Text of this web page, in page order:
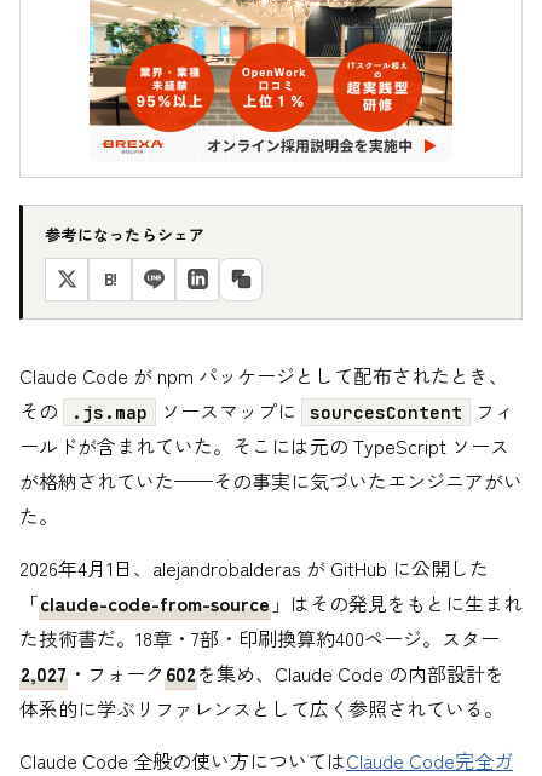
参考になったらシェア
B!
Claude Code が npm パッケージとして配布されたとき、
その
.js.map ソースマップに sourcesContent
フィ
ールドが含まれていた。そこには元の TypeScript ソース
が格納されていた——その事実に気づいたエンジニアがい
た。
2026年4月1日、alejandrobalderas が GitHub に公開した
「claude-code-from-source 」はその発見をもとに生まれ
た技術書だ。18章・7部・印刷換算約400ページ。スター
2,027 ・フォーク602を集め、Claude Code の内部設計を
体系的に学ぶリファレンスとして広く参照されている。
Claude Code 全般の使い方についてはClaude Code完全ガ